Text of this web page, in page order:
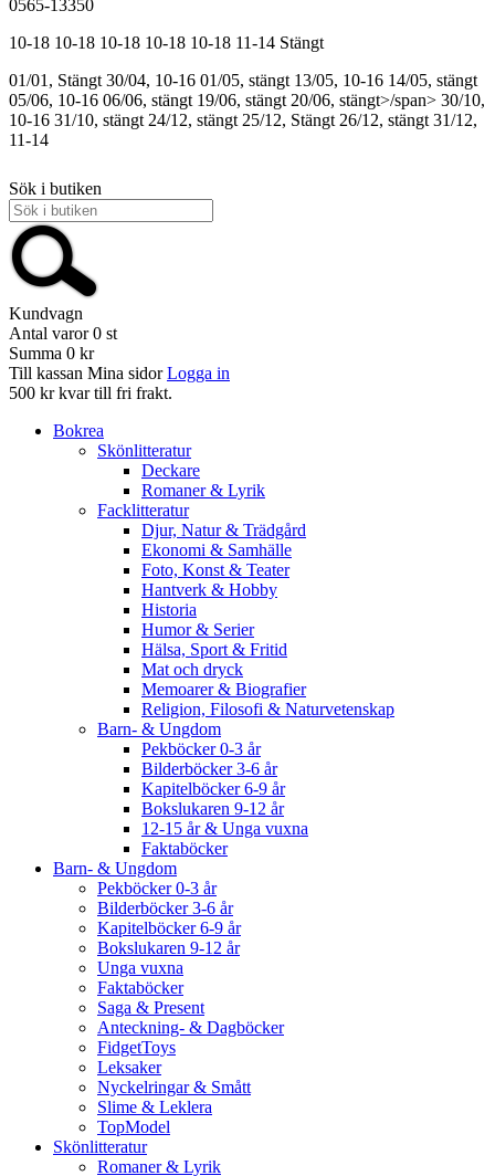
0565-13350
10-18 10-18 10-18 10-18 10-18 11-14 Stängt
01/01, Stängt 30/04, 10-16 01/05, stängt 13/05, 10-16 14/05, stängt
05/06, 10-16 06/06, stängt 19/06, stängt 20/06, stängt>/span> 30/10,
10-16 31/10, stängt 24/12, stängt 25/12, Stängt 26/12, stängt 31/12,
11-14
Sök i butiken
Kundvagn
Antal varor 0 st
Summa 0 kr
Till kassan Mina sidor Logga in
500 kr kvar till fri frakt.
Bokrea
Skönlitteratur
Deckare
Romaner & Lyrik
Facklitteratur
Djur, Natur & Trädgård
Ekonomi & Samhälle
Foto, Konst & Teater
Hantverk & Hobby
Historia
Humor & Serier
Hälsa, Sport & Fritid
Mat och dryck
Memoarer & Biografier
Religion, Filosofi & Naturvetenskap
Barn- & Ungdom
Pekböcker 0-3 år
Bilderböcker 3-6 år
Kapitelböcker 6-9 år
Bokslukaren 9-12 år
12-15 år & Unga vuxna
Faktaböcker
Barn- & Ungdom
Pekböcker 0-3 år
Bilderböcker 3-6 år
Kapitelböcker 6-9 år
Bokslukaren 9-12 år
Unga vuxna
Faktaböcker
Saga & Present
Anteckning- & Dagböcker
FidgetToys
Leksaker
Nyckelringar & Smått
Slime & Leklera
TopModel
Skönlitteratur
Romaner & Lyrik